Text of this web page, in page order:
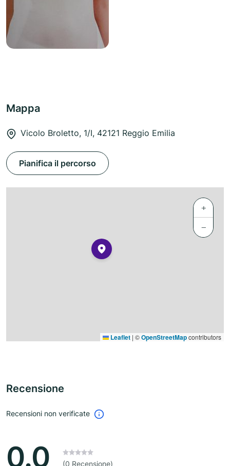
Mappa
Vicolo Broletto, 1/I, 42121 Reggio Emilia
Pianifica il percorso
+
−
Leaflet | ©OpenStreetMapcontributors
Recensione
Recensioni non verificate
0.0 (0 Recensione)